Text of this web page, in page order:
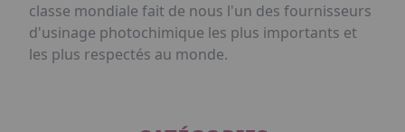
classe mondiale fait de nous l'un des fournisseurs
d'usinage photochimique les plus importants et
les plus respectés au monde.